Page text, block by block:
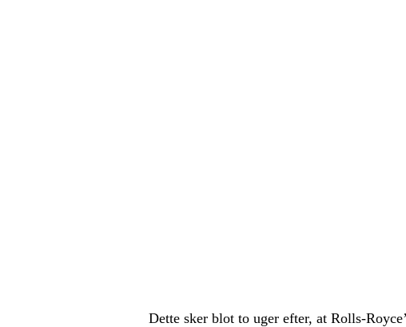
Dette sker blot to uger efter, at Rolls-